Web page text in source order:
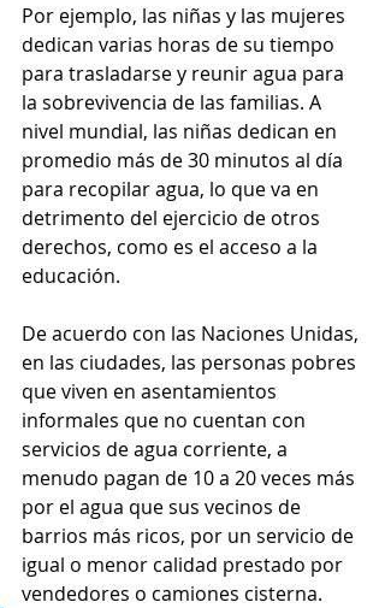
Por ejemplo, las niñas y las mujeres
dedican varias horas de su tiempo
para trasladarse y reunir agua para
la sobrevivencia de las familias. A
nivel mundial, las niñas dedican en
promedio más de 30 minutos al día
para recopilar agua, lo que va en
detrimento del ejercicio de otros
derechos, como es el acceso a la
educación.
De acuerdo con las Naciones Unidas,
en las ciudades, las personas pobres
que viven en asentamientos
informales que no cuentan con
servicios de agua corriente, a
menudo pagan de 10 a 20 veces más
por el agua que sus vecinos de
barrios más ricos, por un servicio de
igual o menor calidad prestado por
vendedores o camiones cisterna.